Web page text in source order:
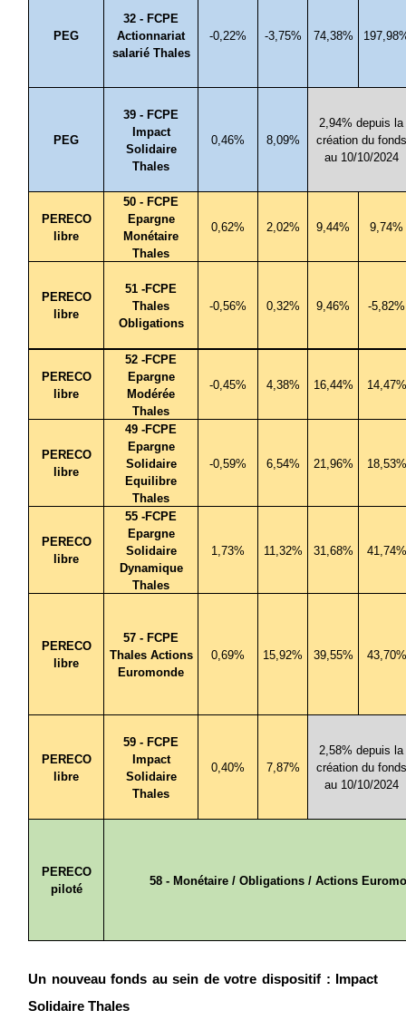
PEG
32 - FCPE
Actionnariat
salarié Thales
-0,22% -3,75% 74,38%
PEG
39 - FCPE
Impact
Solidaire
Thales
0,46% 8,09%
2,94% depuis la
création du fonds
au 10/10/2024
PERECO
libre
50 - FCPE
Epargne
Monétaire
Thales
0,62% 2,02% 9,44% 9,74%
PERECO
libre
51 -FCPE
Thales
Obligations
-0,56% 0,32% 9,46% -5,82%
PERECO
libre
52 -FCPE
Epargne
Modérée
Thales
-0,45% 4,38% 16,44% 14,47%
PERECO
libre
49 -FCPE
Epargne
Solidaire
Equilibre
Thales
-0,59% 6,54% 21,96% 18,53%
PERECO
libre
55 -FCPE
Epargne
Solidaire
Dynamique
Thales
1,73% 11,32% 31,68% 41,74%
PERECO
libre
57 - FCPE
Thales Actions
Euromonde
0,69% 15,92% 39,55% 43,70%
PERECO
libre
59 - FCPE
Impact
Solidaire
Thales
0,40% 7,87%
2,58% depuis la
création du fonds
au 10/10/2024
PERECO
piloté
58 - Monétaire / Obligations / Actions
Un nouveau fonds au sein de votre dispositif : Impact
Solidaire Thales